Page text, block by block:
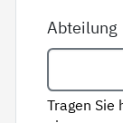
Abteilung
Tragen Sie